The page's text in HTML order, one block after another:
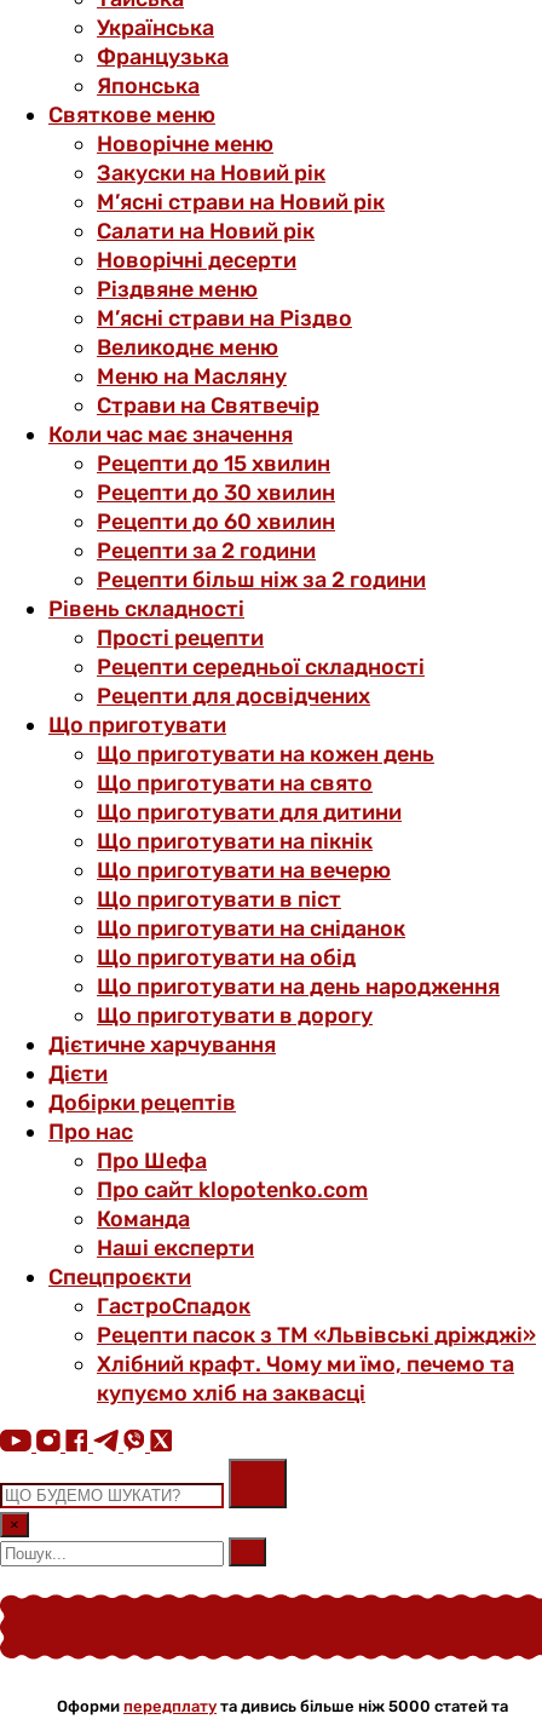
Українська
Французька
Японська
Святкове меню
Новорічне меню
Закуски на Новий рік
М’ясні страви на Новий рік
Салати на Новий рік
Новорічні десерти
Різдвяне меню
М’ясні страви на Різдво
Великоднє меню
Меню на Масляну
Страви на Святвечір
Коли час має значення
Рецепти до 15 хвилин
Рецепти до 30 хвилин
Рецепти до 60 хвилин
Рецепти за 2 години
Рецепти більш ніж за 2 години
Рівень складності
Прості рецепти
Рецепти середньої складності
Рецепти для досвідчених
Що приготувати
Що приготувати на кожен день
Що приготувати на свято
Що приготувати для дитини
Що приготувати на пікнік
Що приготувати на вечерю
Що приготувати в піст
Що приготувати на сніданок
Що приготувати на обід
Що приготувати на день народження
Що приготувати в дорогу
Дієтичне харчування
Дієти
Добірки рецептів
Про нас
Про Шефа
Про сайт klopotenko.com
Команда
Наші експерти
Спецпроєкти
ГастроСпадок
Рецепти пасок з ТМ «Львівські дріжджі»
Хлібний крафт. Чому ми їмо, печемо та
купуємо хліб на заквасці
×
Оформи передплату та дивись більше ніж 5000 статей та